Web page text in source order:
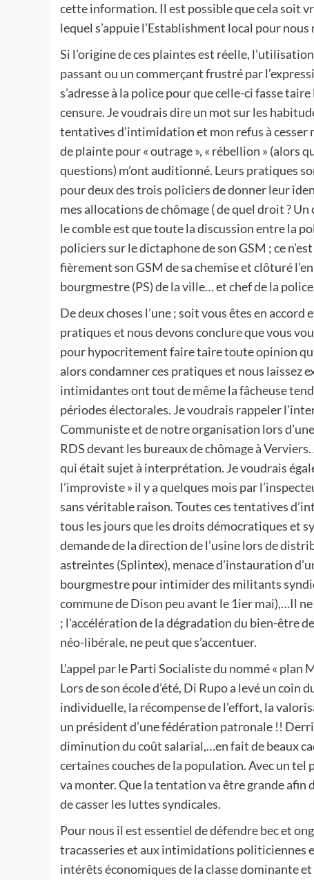
cette information. Il est possible que cela soit
lequel s’appuie l’Establishment local pour nous
Si l’origine de ces plaintes est réelle,
passant ou un commerçant frustré par
s’adresse à la police pour que celle-ci fasse
censure. Je voudrais dire un mot sur les
tentatives d’intimidation et mon refus à cesser
de plainte pour « outrage », « rébellion » (alors
questions) m’ont auditionné. Leurs pratiques
pour deux des trois policiers de donner leur
mes allocations de chômage ( de quel droit ?
le comble est que toute la discussion entre la
policiers sur le dictaphone de son GSM ; ce
fièrement son GSM de sa chemise et clôturé
bourgmestre (PS) de la ville… et chef de la
De deux choses l’une ; soit vous êtes en
pratiques et nous devons conclure que vous
pour hypocritement faire taire toute opinion qui
alors condamner ces pratiques et nous laissez
intimidantes ont tout de même la fâcheuse
périodes électorales. Je voudrais rappeler
Communiste et de notre organisation lors
RDS devant les bureaux de chômage à
qui était sujet à interprétation. Je voudrais
l’improviste » il y a quelques mois par
sans véritable raison. Toutes ces tentatives
tous les jours que les droits démocratiques et
demande de la direction de l’usine lors de
astreintes (Splintex), menace d’instauration
bourgmestre pour intimider des militants
commune de Dison peu avant le 1ier mai),…Il
; l’accélération de la dégradation du bien-être
néo-libérale, ne peut que s’accentuer.
L’appel par le Parti Socialiste du nommé «
Lors de son école d’été, Di Rupo a levé un coin
individuelle, la récompense de l’effort, la
un président d’une fédération patronale !!
diminution du coût salarial,…en fait de beaux
certaines couches de la population. Avec un
va monter. Que la tentation va être grande
de casser les luttes syndicales.
Pour nous il est essentiel de défendre bec et
tracasseries et aux intimidations politiciennes
intérêts économiques de la classe dominante